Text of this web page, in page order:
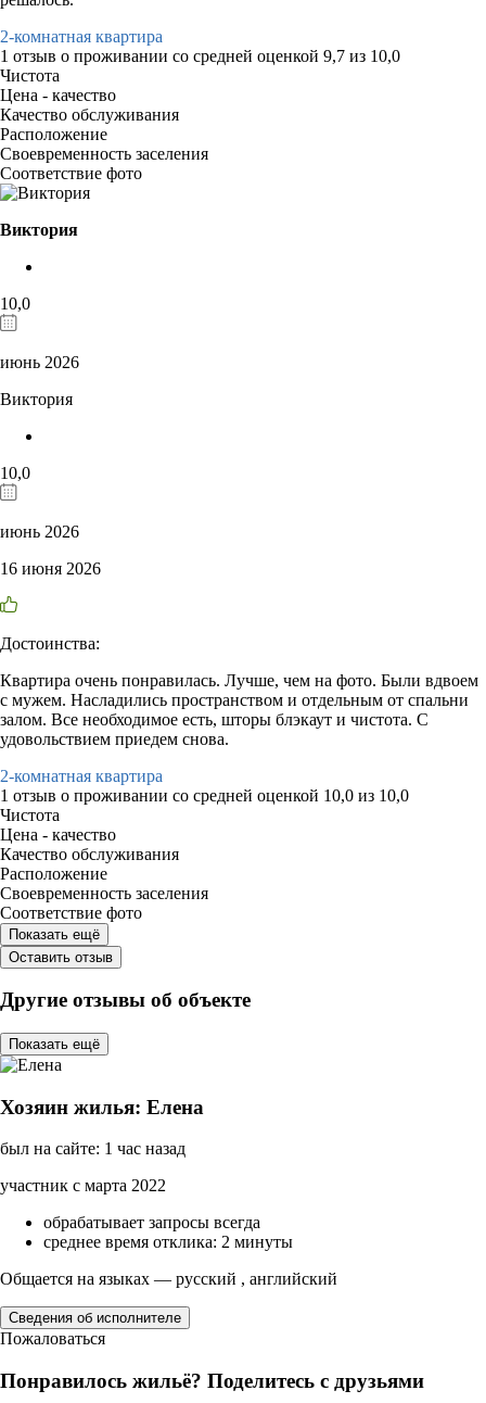
2-комнатная квартира
1 отзыв о проживании со средней оценкой 9,7 из 10,0
Чистота
Цена - качество
Качество обслуживания
Расположение
Своевременность заселения
Соответствие фото
Виктория
10,0
июнь 2026
Виктория
10,0
июнь 2026
16 июня 2026
Достоинства:
Квартира очень понравилась. Лучше, чем на фото. Были вдвоем
с мужем. Насладились пространством и отдельным от спальни
залом. Все необходимое есть, шторы блэкаут и чистота. С
удовольствием приедем снова.
2-комнатная квартира
1 отзыв о проживании со средней оценкой 10,0 из 10,0
Чистота
Цена - качество
Качество обслуживания
Расположение
Своевременность заселения
Соответствие фото
Показать ещё
Оставить отзыв
Другие отзывы об объекте
Показать ещё
Хозяин жилья: Елена
был на сайте: 1 час назад
участник с марта 2022
обрабатывает запросы всегда
среднее время отклика: 2 минуты
Общается на языках — русский , английский
Сведения об исполнителе
Пожаловаться
Понравилось жильё? Поделитесь с друзьями